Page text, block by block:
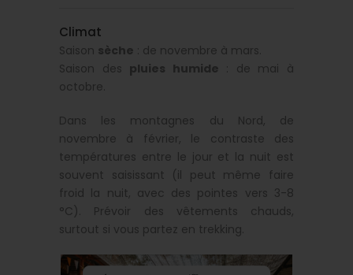
Climat
Saison sèche : de novembre à mars.
Saison des pluies humide : de mai à
octobre.
Dans les montagnes du Nord, de
novembre à février, le contraste des
températures entre le jour et la nuit est
souvent saisissant (il peut même faire
froid la nuit, avec des pointes vers 3-8
°C). Prévoir des vêtements chauds,
surtout si vous partez en trekking.